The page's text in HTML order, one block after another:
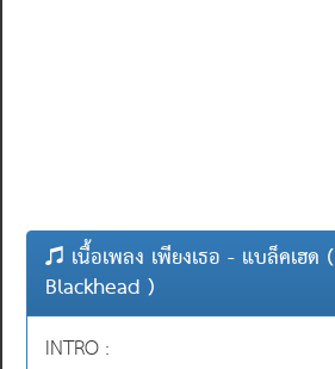
เนื้อเพลง เพียงเธอ - แบล็คเฮด (
Blackhead )
INTRO :